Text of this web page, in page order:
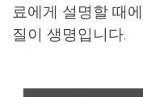
료에게 설명할 때
질이 생명입니다.